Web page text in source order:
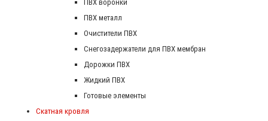
ПВХ воронки
ПВХ металл
Очистители ПВХ
Снегозадержатели для ПВХ мембран
Дорожки ПВХ
Жидкий ПВХ
Готовые элементы
Скатная кровля